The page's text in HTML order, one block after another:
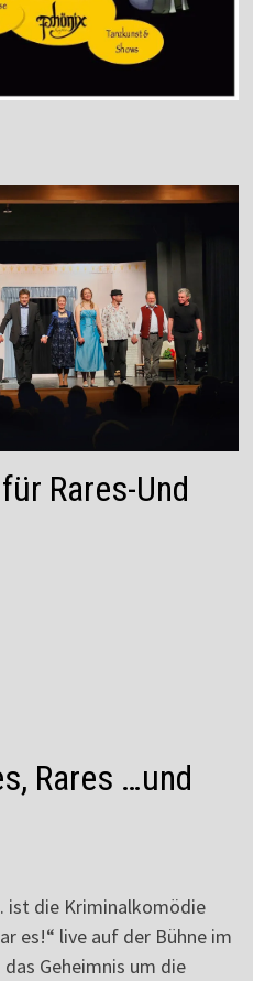
Rares-Und
Rares …und
ist die Kriminalkomödie
es!“ live auf der Bühne im
das Geheimnis um die